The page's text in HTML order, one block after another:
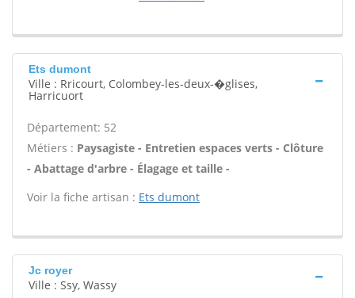
Ets dumont
Ville : Rricourt, Colombey-les-deux-�glises,
Harricuort
Département: 52
Métiers : Paysagiste - Entretien espaces verts - Clôture
- Abattage d'arbre - Élagage et taille -
Voir la fiche artisan : Ets dumont
Jc royer
Ville : Ssy, Wassy